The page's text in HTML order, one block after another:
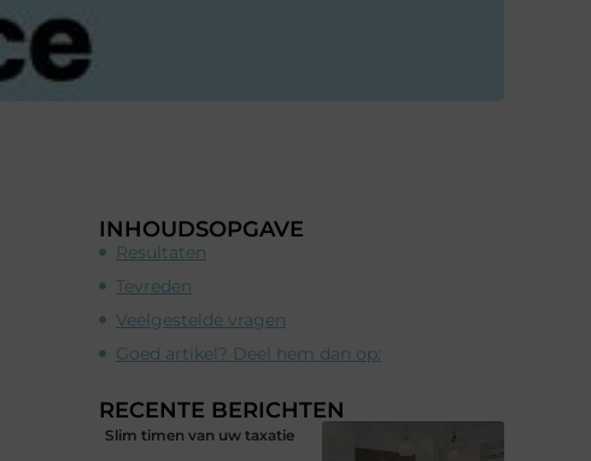
INHOUDSOPGAVE
Resultaten
Tevreden
Veelgestelde vragen
Goed artikel? Deel hem dan op:
RECENTE BERICHTEN
Slim timen van uw taxatie